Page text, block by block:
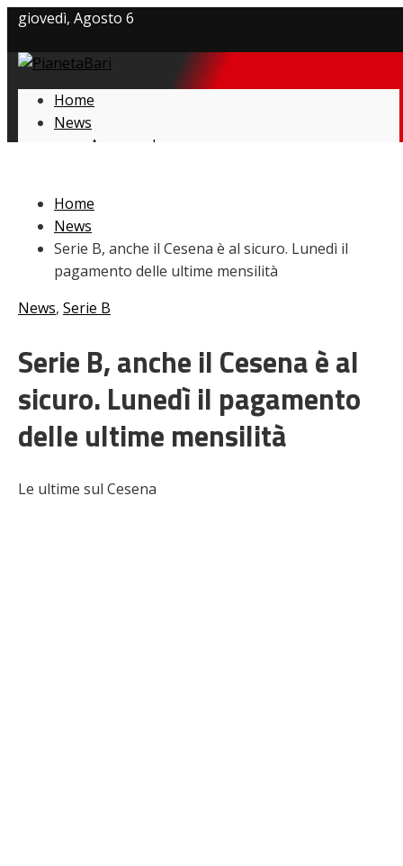
giovedì, Agosto 6
Privacy policy
Cookie Policy
Home
News
Amarcord
Giovanili
Le pagelle
Interviste
Focus
Calciomercato
Video
Home
News
Serie B, anche il Cesena è al sicuro. Lunedì il
pagamento delle ultime mensilità
News, Serie B
Serie B, anche il Cesena è al
sicuro. Lunedì il pagamento
delle ultime mensilità
Le ultime sul Cesena